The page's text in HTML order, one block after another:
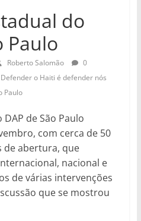
do
Paulo
Roberto Salomão
0
Defender o Haiti é defender nós
Paulo
de São Paulo
com cerca de 50
de abertura, que
nacional e
de várias intervenções
que se mostrou